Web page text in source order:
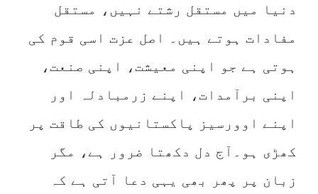
دنیا میں مستقل رشتے نہیں، مستقل
مفادات ہوتے ہیں۔ اصل عزت اسی قوم کی
ہوتی ہے جو اپنی معیشت، اپنی صنعت،
اپنی برآمدات، اپنے زرمبادلہ اور
اپنے اوورسیز پاکستانیوں کی طاقت پر
کھڑی ہو۔آج دل دکھتا ضرور ہے، مگر
زبان پر پھر بھی یہی دعا آتی ہے کہ